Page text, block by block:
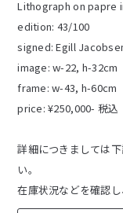
Lithograph on papre
edition: 43/100
signed: Egill
image: w-22, h-32cm
frame: w-43, h-60cm
price: ¥250,000- 税込
詳細につきましては
い。
在庫状況などを確認し